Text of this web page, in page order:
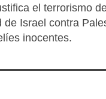
el terrorismo
Israel contra
inocentes.